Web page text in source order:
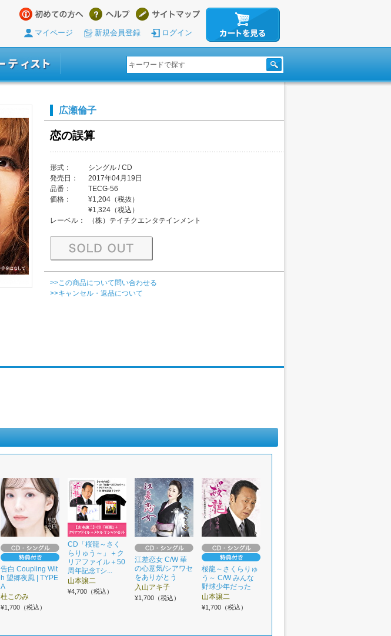
マイページ 新規会員登録 ログイン
広瀬倫子
恋の誤算
形式：
シングル / CD
発売日：
2017年04月19日
品番：
TECG-56
価格：
¥1,204（税抜）
¥1,324（税込）
レーベル：
（株）テイチクエンタテインメント
>>この商品について問い合わせる
>>キャンセル・返品について
告白 Coupling Wit
h 望郷夜風 | TYPE
A
杜このみ
¥1,700（税込）
CD「桜龍～さく
らりゅう～」＋ク
リアファイル＋50
周年記念Tシ...
山本譲二
¥4,700（税込）
江差恋女 C/W 華
の心意気/シアワセ
をありがとう
入山アキ子
¥1,700（税込）
桜龍～さくらりゅ
う～ C/W みんな
野球少年だった
山本譲二
¥1,700（税込）